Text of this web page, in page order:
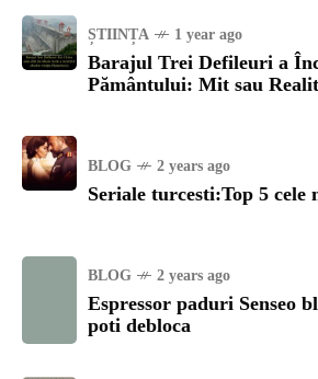
ȘTIINȚA 1 year ago
Barajul Trei Defileuri a
Pământului: Mit sau
BLOG 2 years ago
Seriale turcesti:Top 5 cele
BLOG 2 years ago
Espressor paduri Senseo
poti debloca